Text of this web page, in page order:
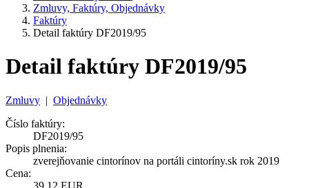
Zmluvy, Faktúry, Objednávky
Faktúry
Detail faktúry DF2019/95
Detail faktúry DF2019/95
Zmluvy | Objednávky
Číslo faktúry:
DF2019/95
Popis plnenia:
zverejňovanie cintorínov na portáli cintoríny.sk rok 2019
Cena:
39,12 EUR